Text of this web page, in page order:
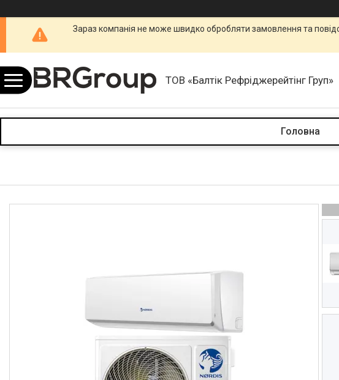
Зараз компанія не може швидко обробляти замовлення та
ТОВ «Балтік Рефріджерейтінг Груп»
Головна